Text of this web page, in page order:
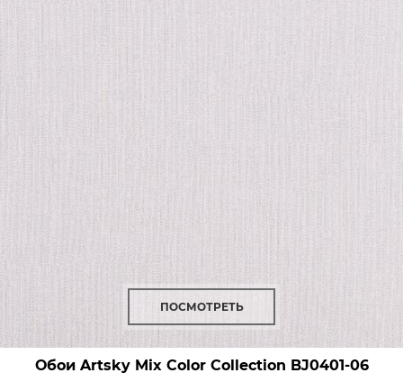
ПОСМОТРЕТЬ
Обои Artsky Mix Color Collection BJ0401-06